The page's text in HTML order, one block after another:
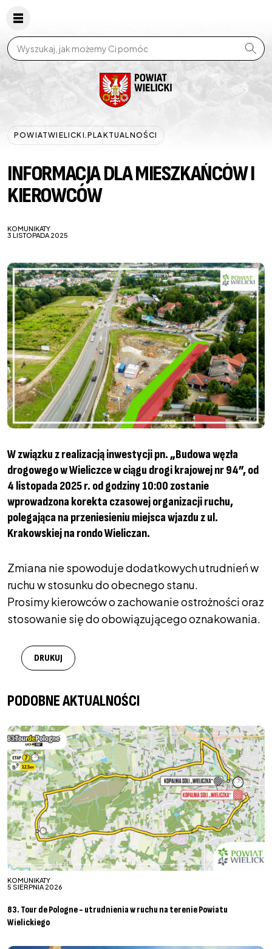
Wpisz szukaną frazę
POWIATWIELICKI.PLAKTUALNOŚCI
INFORMACJA DLA MIESZKAŃCÓW I
KIEROWCÓW
KOMUNIKATY
3 LISTOPADA 2025
W związku z realizacją inwestycji pn. „Budowa węzła
drogowego w Wieliczce w ciągu drogi krajowej nr 94”, od
4 listopada 2025 r. od godziny 10:00 zostanie
wprowadzona korekta czasowej organizacji ruchu,
polegająca na przeniesieniu miejsca wjazdu z ul.
Krakowskiej na rondo Wieliczan.
Zmiana nie spowoduje dodatkowych utrudnień w
ruchu w stosunku do obecnego stanu.
Prosimy kierowców o zachowanie ostrożności oraz
stosowanie się do obowiązującego oznakowania.
DRUKUJ
PODOBNE AKTUALNOŚCI
KOMUNIKATY
5 SIERPNIA 2026
83. Tour de Pologne - utrudnienia w ruchu na terenie Powiatu
Wielickiego